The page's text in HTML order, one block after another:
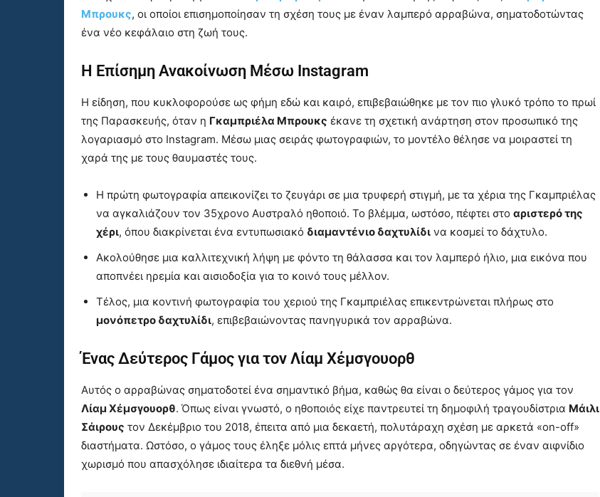
Μπρουκς, οι οποίοι επισημοποίησαν τη σχέση τους με έναν λαμπερό αρραβώνα, σηματοδοτώντας
ένα νέο κεφάλαιο στη ζωή τους.
Η Επίσημη Ανακοίνωση Μέσω Instagram
Η είδηση, που κυκλοφορούσε ως φήμη εδώ και καιρό, επιβεβαιώθηκε με τον πιο γλυκό τρόπο το πρωί
της Παρασκευής, όταν η Γκαμπριέλα Μπρουκς έκανε τη σχετική ανάρτηση στον προσωπικό της
λογαριασμό στο Instagram. Μέσω μιας σειράς φωτογραφιών, το μοντέλο θέλησε να μοιραστεί τη
χαρά της με τους θαυμαστές τους.
Η πρώτη φωτογραφία απεικονίζει το ζευγάρι σε μια τρυφερή στιγμή, με τα χέρια της Γκαμπριέλας
να αγκαλιάζουν τον 35χρονο Αυστραλό ηθοποιό. Το βλέμμα, ωστόσο, πέφτει στο αριστερό της
χέρι, όπου διακρίνεται ένα εντυπωσιακό διαμαντένιο δαχτυλίδι να κοσμεί το δάχτυλο.
Ακολούθησε μια καλλιτεχνική λήψη με φόντο τη θάλασσα και τον λαμπερό ήλιο, μια εικόνα που
αποπνέει ηρεμία και αισιοδοξία για το κοινό τους μέλλον.
Τέλος, μια κοντινή φωτογραφία του χεριού της Γκαμπριέλας επικεντρώνεται πλήρως στο
μονόπετρο δαχτυλίδι, επιβεβαιώνοντας πανηγυρικά τον αρραβώνα.
Ένας Δεύτερος Γάμος για τον Λίαμ Χέμσγουορθ
Αυτός ο αρραβώνας σηματοδοτεί ένα σημαντικό βήμα, καθώς θα είναι ο δεύτερος γάμος για τον
Λίαμ Χέμσγουορθ. Όπως είναι γνωστό, ο ηθοποιός είχε παντρευτεί τη δημοφιλή τραγουδίστρια Μάιλι
Σάιρους τον Δεκέμβριο του 2018, έπειτα από μια δεκαετή, πολυτάραχη σχέση με αρκετά «on-off»
διαστήματα. Ωστόσο, ο γάμος τους έληξε μόλις επτά μήνες αργότερα, οδηγώντας σε έναν αιφνίδιο
χωρισμό που απασχόλησε ιδιαίτερα τα διεθνή μέσα.